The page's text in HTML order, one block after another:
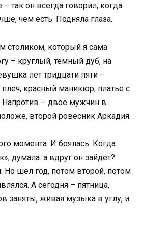
так он всегда говорил, когда
чем есть. Подняла глаза.
столиком, который я сама
– круглый, тёмный дуб, на
лет тридцати пяти –
красный маникюр, платье с
– двое мужчин в
второй ровесник Аркадия.
момента. И боялась. Когда
думала: а вдруг он зайдёт?
Но шёл год, потом второй, потом
А сегодня – пятница,
заняты, живая музыка в углу, и